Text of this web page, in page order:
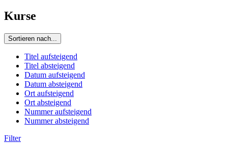
Kurse
Sortieren nach...
Titel aufsteigend
Titel absteigend
Datum aufsteigend
Datum absteigend
Ort aufsteigend
Ort absteigend
Nummer aufsteigend
Nummer absteigend
Filter